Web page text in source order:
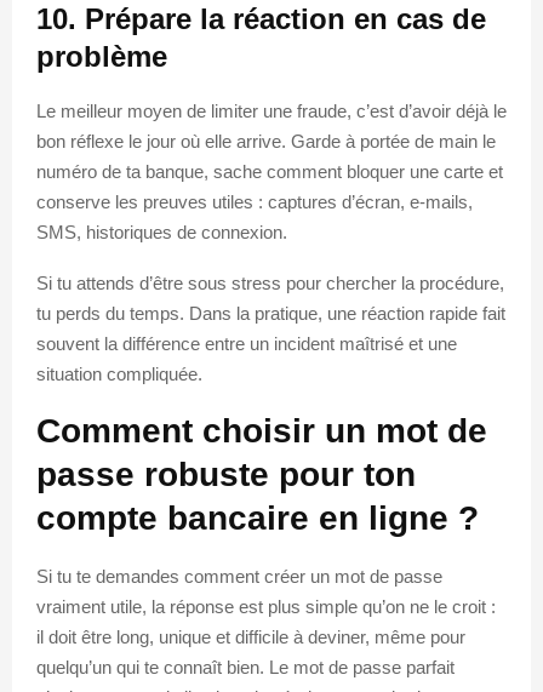
10. Prépare la réaction en cas de
problème
Le meilleur moyen de limiter une fraude, c’est d’avoir déjà le
bon réflexe le jour où elle arrive. Garde à portée de main le
numéro de ta banque, sache comment bloquer une carte et
conserve les preuves utiles : captures d’écran, e-mails,
SMS, historiques de connexion.
Si tu attends d’être sous stress pour chercher la procédure,
tu perds du temps. Dans la pratique, une réaction rapide fait
souvent la différence entre un incident maîtrisé et une
situation compliquée.
Comment choisir un mot de
passe robuste pour ton
compte bancaire en ligne ?
Si tu te demandes comment créer un mot de passe
vraiment utile, la réponse est plus simple qu’on ne le croit :
il doit être long, unique et difficile à deviner, même pour
quelqu’un qui te connaît bien. Le mot de passe parfait